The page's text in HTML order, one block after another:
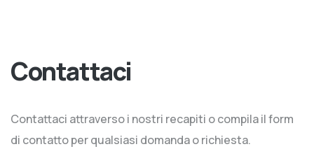
Contattaci
Contattaci attraverso i nostri recapiti o compila il form
di contatto per qualsiasi domanda o richiesta.